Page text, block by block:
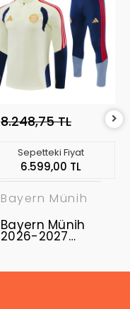
8.248,75 TL
Sepetteki Fiyat
6.599,00 TL
Bayern Münih
Bayern Münih
2026-2027